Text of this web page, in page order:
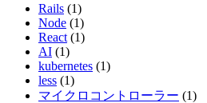
Rails (1)
Node (1)
React (1)
AI (1)
kubernetes (1)
less (1)
マイクロコントローラー (1)